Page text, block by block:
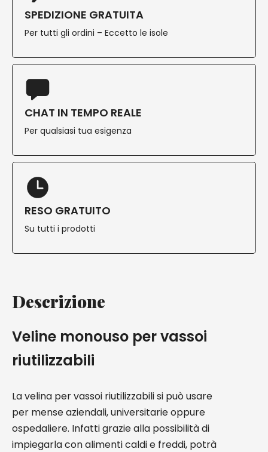
SPEDIZIONE GRATUITA
Per tutti gli ordini – Eccetto le isole
CHAT IN TEMPO REALE
Per qualsiasi tua esigenza
RESO GRATUITO
Su tutti i prodotti
Descrizione
Veline monouso per vassoi
riutilizzabili
La velina per vassoi riutilizzabili si può usare
per mense aziendali, universitarie oppure
ospedaliere. Infatti grazie alla possibilità di
impiegarla con alimenti caldi e freddi, potrà